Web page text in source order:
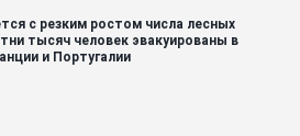
с резким ростом числа лесных
тысяч человек эвакуированы в
и Португалии